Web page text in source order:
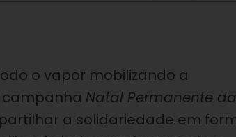
o vapor mobilizando a
campanha Natal Permanente da
a solidariedade em